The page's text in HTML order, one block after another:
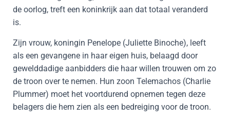
de oorlog, treft een koninkrijk aan dat totaal veranderd
is.
Zijn vrouw, koningin Penelope (Juliette Binoche), leeft
als een gevangene in haar eigen huis, belaagd door
gewelddadige aanbidders die haar willen trouwen om zo
de troon over te nemen. Hun zoon Telemachos (Charlie
Plummer) moet het voortdurend opnemen tegen deze
belagers die hem zien als een bedreiging voor de troon.